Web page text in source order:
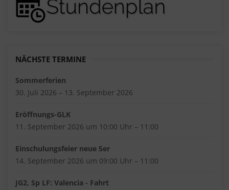
NÄCHSTE TERMINE
Sommerferien
30. Juli 2026 – 13. September 2026
Eröffnungs-GLK
11. September 2026 um 10:00 Uhr – 11:00
Einschulungsfeier neue 5er
14. September 2026 um 09:00 Uhr – 11:00
JG2, Sp LF: Valencia - Fahrt